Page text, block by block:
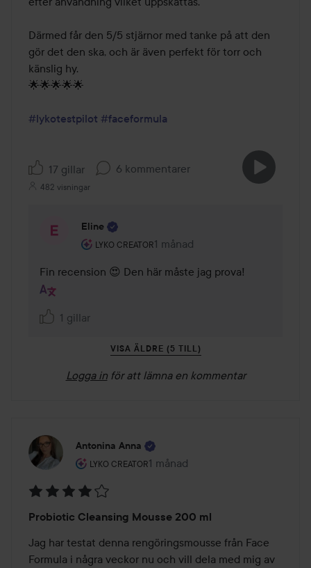
Därmed får den 5/5 stjärnor med tanke på att den
gör det den ska, och är även perfekt för torr och
känslig hy.
🌟🌟🌟🌟🌟
#lykotestpilot #faceformula
17 gillar 6 kommentarer
482 visningar
Eline
LYKO CREATOR
Användarens roll: Lyko Creator.
1 månad
Kommentaren lades 1 månad
Fin recension 😍 Den här måste jag prova!
1 gillar
VISA ÄLDRE (5 TILL)
Logga in för att lämna en kommentar
Antonina Anna
LYKO CREATOR
Användarens roll: Lyko Creator.
1 månad
Inlägget skapades 1 månad
4
av
5
Probiotic Cleansing Mousse 200 ml
Jag har testat denna rengöringsmousse från Face
Formula i några veckor nu och vill dela med mig av